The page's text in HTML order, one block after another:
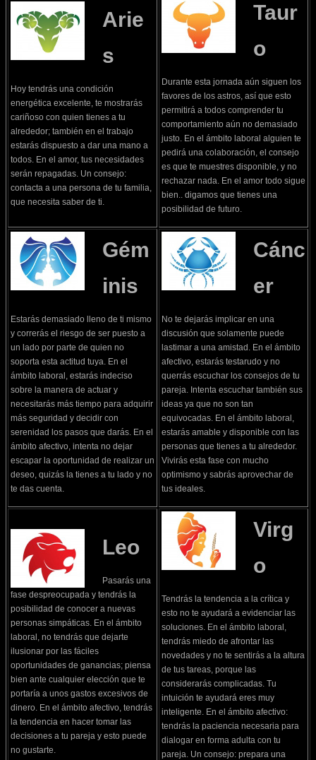
Arie
s
Hoy tendrás una condición
energética excelente, te mostrarás
cariñoso con quien tienes a tu
alrededor; también en el trabajo
estarás dispuesto a dar una mano a
todos. En el amor, tus necesidades
serán repagadas. Un consejo:
contacta a una persona de tu familia,
que necesita saber de ti.
Taur
o
Durante esta jornada aún siguen los
favores de los astros, así que esto
permitirá a todos comprender tu
comportamiento aún no demasiado
justo. En el ámbito laboral alguien te
pedirá una colaboración, el consejo
es que te muestres disponible, y no
rechazar nada. En el amor todo sigue
bien.. digamos que tienes una
posibilidad de futuro.
Gém
inis
Estarás demasiado lleno de ti mismo
y correrás el riesgo de ser puesto a
un lado por parte de quien no
soporta esta actitud tuya. En el
ámbito laboral, estarás indeciso
sobre la manera de actuar y
necesitarás más tiempo para adquirir
más seguridad y decidir con
serenidad los pasos que darás. En el
ámbito afectivo, intenta no dejar
escapar la oportunidad de realizar un
deseo, quizás la tienes a tu lado y no
te das cuenta.
Cánc
er
No te dejarás implicar en una
discusión que solamente puede
lastimar a una amistad. En el ámbito
afectivo, estarás testarudo y no
querrás escuchar los consejos de tu
pareja. Intenta escuchar también sus
ideas ya que no son tan
equivocadas. En el ámbito laboral,
estarás amable y disponible con las
personas que tienes a tu alrededor.
Vivirás esta fase con mucho
optimismo y sabrás aprovechar de
tus ideales.
Leo
Pasarás una
fase despreocupada y tendrás la
posibilidad de conocer a nuevas
personas simpáticas. En el ámbito
laboral, no tendrás que dejarte
ilusionar por las fáciles
oportunidades de ganancias; piensa
bien ante cualquier elección que te
portaría a unos gastos excesivos de
dinero. En el ámbito afectivo, tendrás
la tendencia en hacer tomar las
decisiones a tu pareja y esto puede
no gustarte.
Virg
o
Tendrás la tendencia a la crítica y
esto no te ayudará a evidenciar las
soluciones. En el ámbito laboral,
tendrás miedo de afrontar las
novedades y no te sentirás a la altura
de tus tareas, porque las
considerarás complicadas. Tu
intuición te ayudará eres muy
inteligente. En el ámbito afectivo:
tendrás la paciencia necesaria para
dialogar en forma adulta con tu
pareja. Un consejo: prepara una